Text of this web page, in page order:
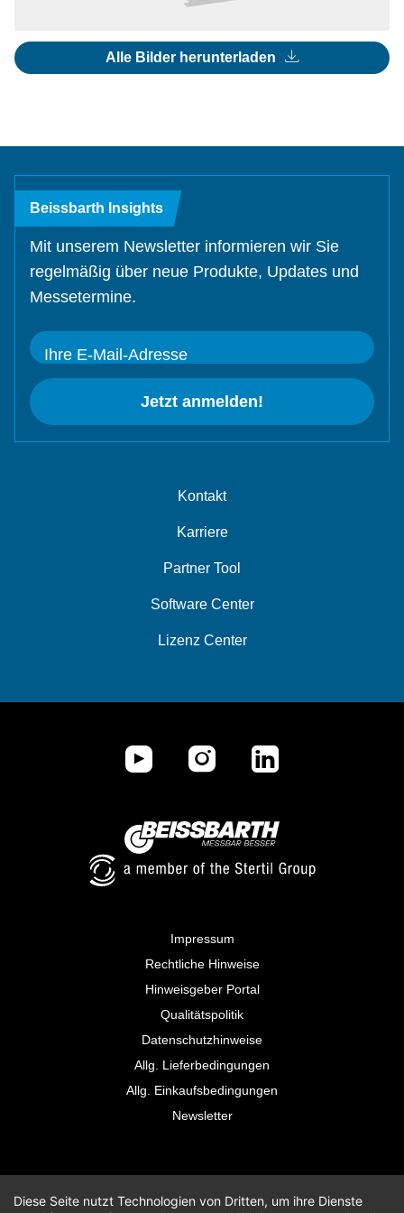
Alle Bilder herunterladen
Kontakt
Karriere
Partner Tool
Software Center
Lizenz Center
Beissbarth Insights
Mit unserem Newsletter informieren wir Sie
regelmäßig über neue Produkte, Updates und
Messetermine.
Ihre E-Mail-Adresse
Jetzt anmelden!
Impressum
Rechtliche Hinweise
Hinweisgeber Portal
Qualitätspolitik
Datenschutzhinweise
Allg. Lieferbedingungen
Allg. Einkaufsbedingungen
Newsletter
Diese Seite nutzt Technologien von Dritten, um ihre Dienste